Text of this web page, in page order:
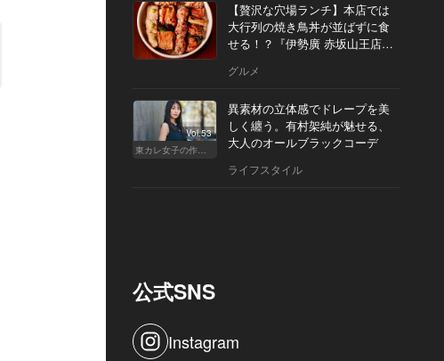
【贅沢な穴場ランチ】本店では
大行列の焼き鳥丼が並ばずに食
せる！？『伊勢廣 赤坂山王店』
グルメ
Vol.53
東カレ女子の作り方
異素材の立体感でドレープを美
しく纏う。有村架純が魅せる、
大人のオールブラックコーデ
ライフスタイル
公式SNS
Instagram